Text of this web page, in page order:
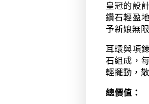
皇冠的設
鑽石輕盈
予新娘無
耳環與項
石組成，
輕擺動，
總價值：